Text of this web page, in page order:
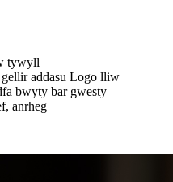
tywyll
addasu Logo lliw
bwyty bar gwesty
anrheg